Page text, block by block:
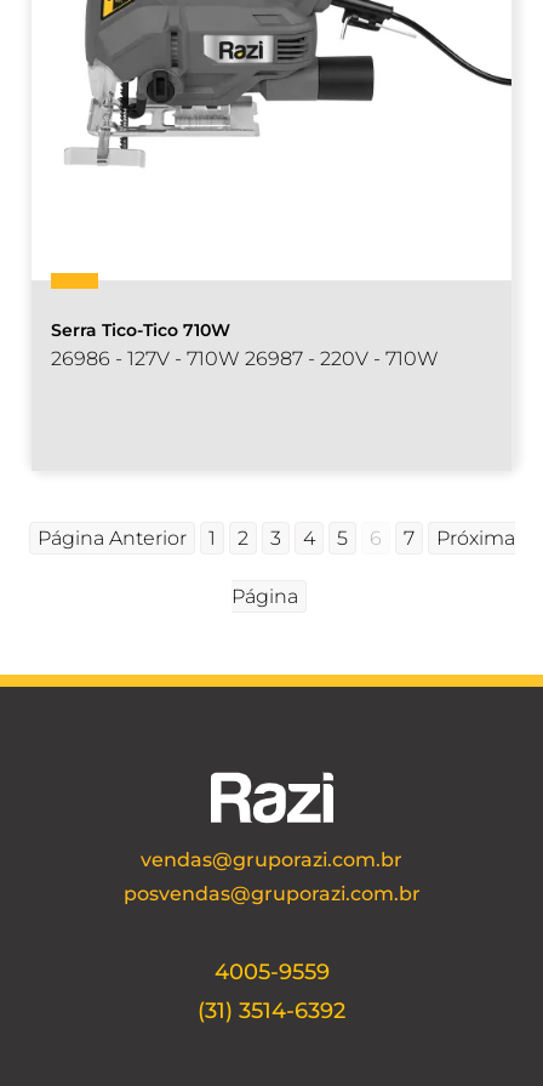
Serra Tico-Tico 710W
26986 - 127V - 710W 26987 - 220V - 710W
Página Anterior 1 2 3 4 5 6 7 Próxima
Página
vendas@gruporazi.com.br
posvendas@gruporazi.com.br
4005-9559
(31) 3514-6392